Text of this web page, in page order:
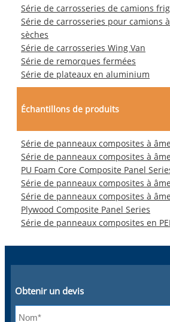
Série de carrosseries de camions
Série de carrosseries pour camions
sèches
Série de carrosseries Wing Van
Série de remorques fermées
Série de plateaux en aluminium
Échantillons de produits
Série de panneaux composites à
Série de panneaux composites à
PU Foam Core Composite Panel
Série de panneaux composites à
Série de panneaux composites à
Plywood Composite Panel Series
Série de panneaux composites en
Obtenir un devis